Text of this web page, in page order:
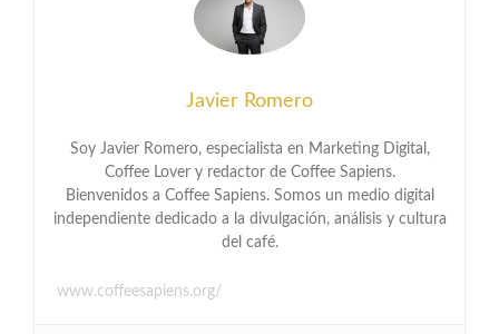
Javier Romero
Soy Javier Romero, especialista en Marketing Digital,
Coffee Lover y redactor de Coffee Sapiens.
Bienvenidos a Coffee Sapiens. Somos un medio digital
independiente dedicado a la divulgación, análisis y cultura
del café.
www.coffeesapiens.org/